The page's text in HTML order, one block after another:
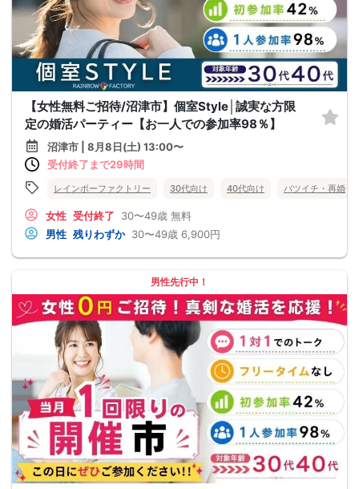
【女性無料ご招待/沼津市】個室Style│誠実な方限
定の婚活パーティー【お一人での参加率98％】
沼津市 | 8月8日(土) 13:00〜
受付終了まで29時間
レインボーファクトリー 30代向け 40代向け バツイチ・再婚
女性 受付終了 30〜49歳 無料
男性 残りわずか 30〜49歳 6,900円
男性先行中！